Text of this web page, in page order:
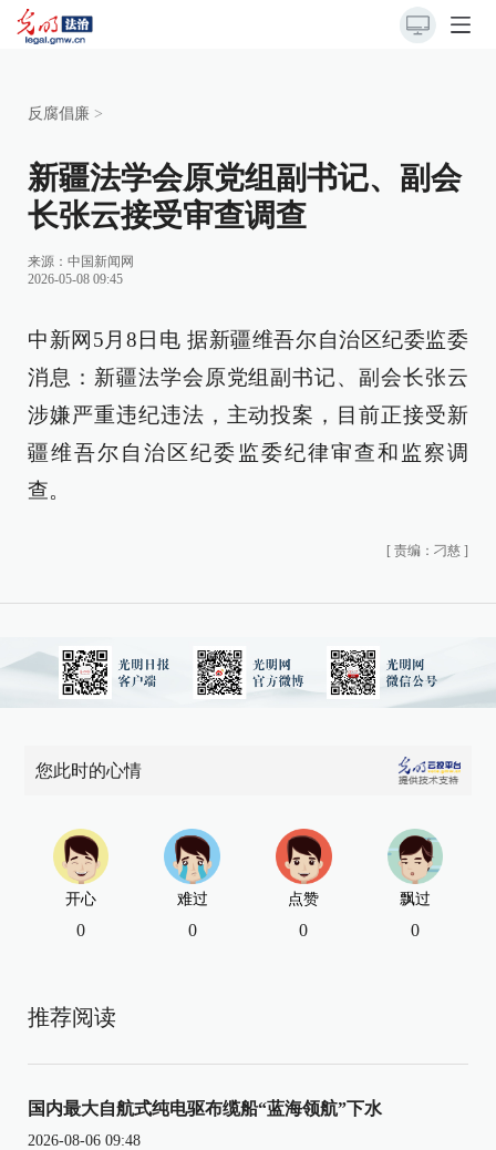
反腐倡廉 >
新疆法学会原党组副书记、副会
长张云接受审查调查
来源： 中国新闻网
2026-05-08 09:45
中新网5月8日电 据新疆维吾尔自治区纪委监委
消息：新疆法学会原党组副书记、副会长张云
涉嫌严重违纪违法，主动投案，目前正接受新
疆维吾尔自治区纪委监委纪律审查和监察调
查。
[ 责编：刁慈 ]
您此时的心情
开心
0
难过
0
点赞
0
飘过
0
推荐阅读
国内最大自航式纯电驱布缆船“蓝海领航”下水
2026-08-06 09:48